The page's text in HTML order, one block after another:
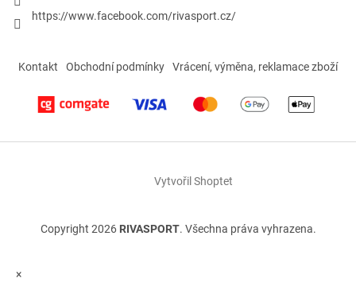
https://www.facebook.com/rivasport.cz/
Kontakt Obchodní podmínky Vrácení, výměna, reklamace zboží
Vytvořil Shoptet
Copyright 2026 RIVASPORT. Všechna práva vyhrazena.
×